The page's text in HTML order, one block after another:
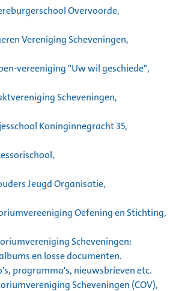
Overvoorde,
Vereniging Scheveningen,
vereeniging "Uw wil geschiede",
Scheveningen,
Koninginnegracht 35,
Jeugd Organisatie,
Oefening en Stichting,
Scheveningen:
en losse documenten.
programma's, nieuwsbrieven etc.
Scheveningen (COV),